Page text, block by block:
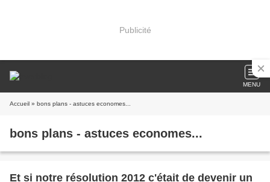
Publicité
MENU
Accueil » bons plans - astuces economes...
bons plans - astuces economes...
Et si notre résolution 2012 c'était de devenir un